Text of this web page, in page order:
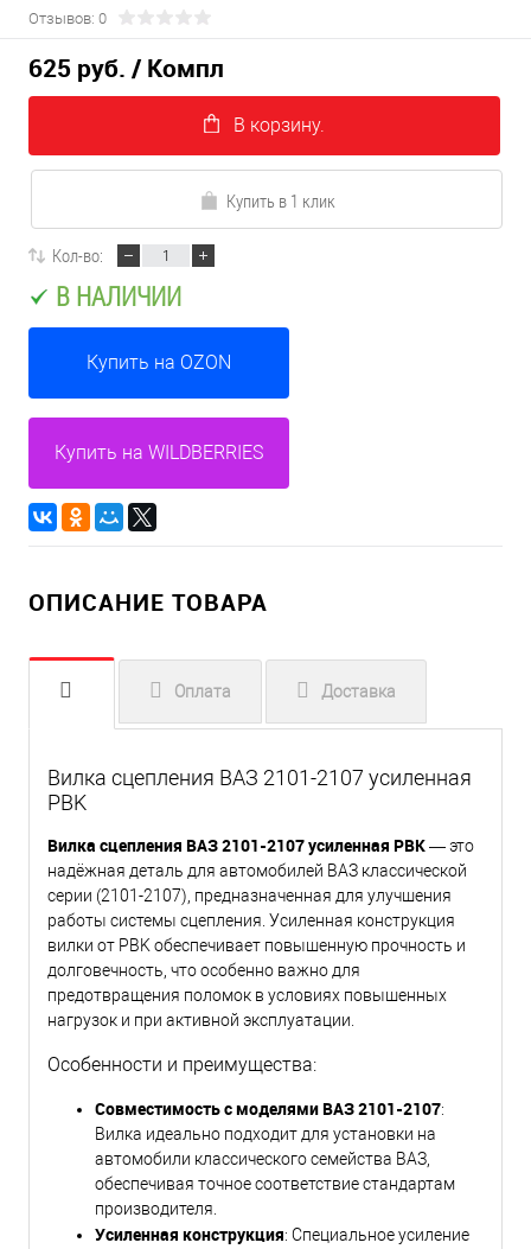
Отзывов: 0
625 руб. / Компл
В корзину.
Купить в 1 клик
Кол-во:
В НАЛИЧИИ
Купить на OZON
Купить на WILDBERRIES
ОПИСАНИЕ ТОВАРА
Оплата Доставка
Вилка сцепления ВАЗ 2101-2107 усиленная
PBK
Вилка сцепления ВАЗ 2101-2107 усиленная PBK— это
надёжная деталь для автомобилей ВАЗ классической
серии (2101-2107), предназначенная для улучшения
работы системы сцепления. Усиленная конструкция
вилки от PBK обеспечивает повышенную прочность и
долговечность, что особенно важно для
предотвращения поломок в условиях повышенных
нагрузок и при активной эксплуатации.
Особенности и преимущества:
Совместимость с моделями ВАЗ 2101-2107:
Вилка идеально подходит для установки на
автомобили классического семейства ВАЗ,
обеспечивая точное соответствие стандартам
производителя.
Усиленная конструкция: Специальное усиление